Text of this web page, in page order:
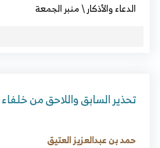
الدعاء والأذكار\منبر الجمعة
تحذير السابق واللاحق من
حمد بن عبدالعزيز العتيق